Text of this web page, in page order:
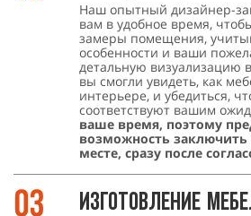
Наш опытный дизайнер-
вам в удобное время,
замеры помещения,
особенности и ваши
детальную визуализацию
вы смогли увидеть, как
интерьере, и убедиться,
соответствуют вашим
ваше время, поэтому
возможность
месте, сразу после
Изготовление